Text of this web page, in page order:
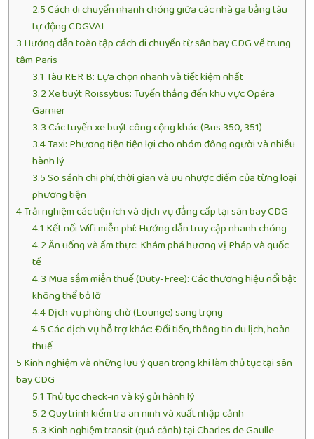
2.5Cách di chuyển nhanh chóng giữa các nhà ga bằng tàu
tự động CDGVAL
3 Hướng dẫn toàn tập cách di chuyển từ sân bay CDG về trung
tâm Paris
3.1 Tàu RER B: Lựa chọn nhanh và tiết kiệm nhất
3.2Xe buýt Roissybus: Tuyến thẳng đến khu vực Opéra
Garnier
3.3Các tuyến xe buýt công cộng khác (Bus 350, 351)
3.4Taxi: Phương tiện tiện lợi cho nhóm đông người và nhiều
hành lý
3.5So sánh chi phí, thời gian và ưu nhược điểm của từng loại
phương tiện
4Trải nghiệm các tiện ích và dịch vụ đẳng cấp tại sân bay CDG
4.1 Kết nối Wifi miễn phí: Hướng dẫn truy cập nhanh chóng
4.2Ăn uống và ẩm thực: Khám phá hương vị Pháp và quốc
tế
4.3 Mua sắm miễn thuế (Duty-Free): Các thương hiệu nổi bật
không thể bỏ lỡ
4.4Dịch vụ phòng chờ (Lounge) sang trọng
4.5Các dịch vụ hỗ trợ khác: Đổi tiền, thông tin du lịch, hoàn
thuế
5 Kinh nghiệm và những lưu ý quan trọng khi làm thủ tục tại sân
bay CDG
5.1 Thủ tục check-in và ký gửi hành lý
5.2Quy trình kiểm tra an ninh và xuất nhập cảnh
5.3 Kinh nghiệm transit (quá cảnh) tại Charles de Gaulle